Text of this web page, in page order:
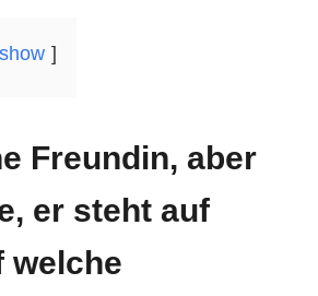
show
Freundin, aber
er steht auf
welche